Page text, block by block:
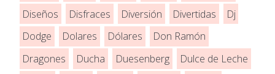
Diseños
Disfraces Diversión Divertidas
Dj
Dodge
Dolares Dólares
Don Ramón
Dragones
Ducha Duesenberg
Dulce de Leche